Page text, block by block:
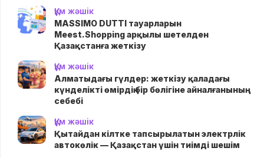
Құм жәшік
MASSIMO DUTTI тауарларын
Meest.Shopping арқылы шетелден
Қазақстанға жеткізу
Құм жәшік
Алматыдағы гүлдер: жеткізу қаладағы
күнделікті өмірдің бір бөлігіне айналғанының
себебі
Құм жәшік
Қытайдан кілтке тапсырылатын электрлік
автокөлік — Қазақстан үшін тиімді шешім